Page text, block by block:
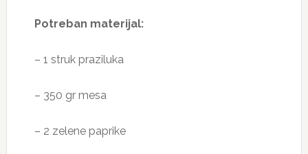
Potreban materijal:
– 1 struk praziluka
– 350 gr mesa
– 2 zelene paprike